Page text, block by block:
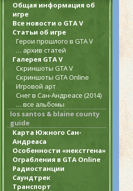
Общая информация об
игре
Все новости о GTA V
Статьи об игре
Герои прошлого в GTA V
… архив статей
Галерея GTA V
Скриншоты GTA V
Скриншоты GTA Online
Игровой арт
Снег в Сан-Андреасе (2014)
… все альбомы
los santos & blaine county
guide
Карта Южного Сан-
Андреаса
Особенности «некстгена»
Ограбления в GTA Online
Радиостанции
Саундтрек
Транспорт